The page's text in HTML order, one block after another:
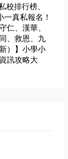
校排行榜、
真私報名！
仁、漢華、
、救恩、九
）】小學小
訊攻略大